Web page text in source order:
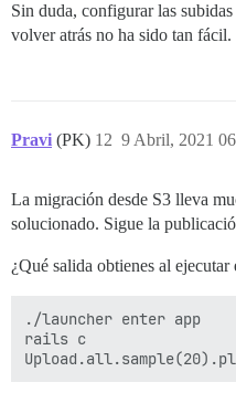
Sin duda, configurar las
volver atrás no ha sido tan fácil.
Pravi (PK) 9 Abril, 2021
12
La migración desde S3 lleva
solucionado. Sigue la
¿Qué salida obtienes al
./launcher enter app
rails c